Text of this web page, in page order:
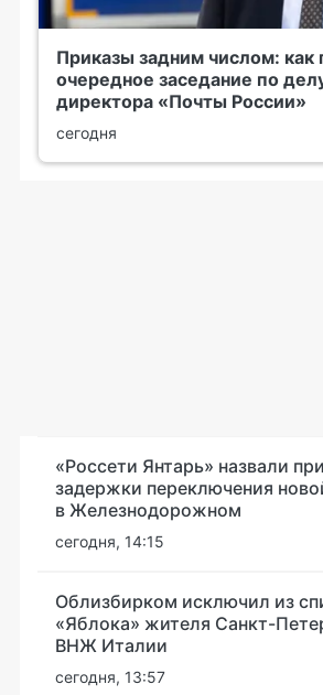
Приказы задним числом:
очередное заседание по
директора «Почты России»
сегодня
«Россети Янтарь» назвали
задержки переключения
в Железнодорожном
сегодня, 14:15
Облизбирком исключил из
«Яблока» жителя Санкт-
ВНЖ Италии
сегодня, 13:57